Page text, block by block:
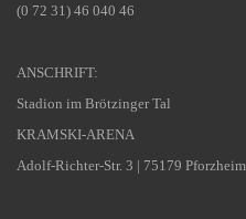
(0 72 31) 46 040 46
ANSCHRIFT:
Stadion im Brötzinger Tal
KRAMSKI-ARENA
Adolf-Richter-Str. 3 | 75179 Pforzheim